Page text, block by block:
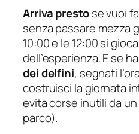
Arriva prestose vuoi
senza passare mezza
10:00 e le 12:00 si
dell’esperienza. E se
dei delfini, segnati
costruisci la giornata
evita corse inutili da un
parco).